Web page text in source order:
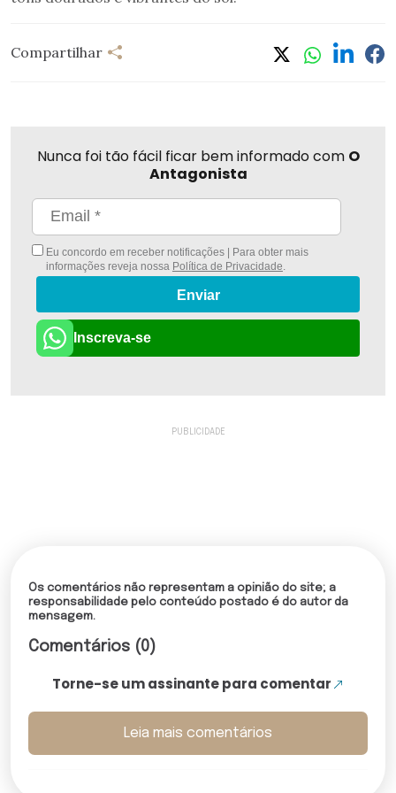
Compartilhar
Nunca foi tão fácil ficar bem informado com O
Antagonista
Eu concordo em receber notificações | Para obter mais
informações reveja nossa Política de Privacidade
Enviar
Inscreva-se
Os comentários não representam a opinião do site; a
responsabilidade pelo conteúdo postado é do autor da
mensagem.
Comentários (0)
Torne-se um assinante para comentar
Leia mais comentários